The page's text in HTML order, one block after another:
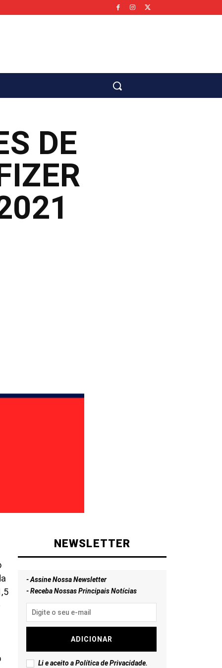
DE
NEWSLETTER
- Assine Nossa Newsletter
- Receba Nossas Principais Notícias
ADICIONAR
Li e aceito aPolítica de Privacidade.